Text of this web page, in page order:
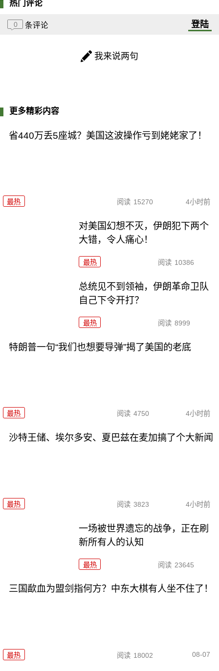
热门评论
0 条评论 登陆
我来说两句
更多精彩内容
省440万丢5座城？美国这波操作亏到姥姥家了！
最热 阅读 15270 4小时前
对美国幻想不灭，伊朗犯下两个
大错，令人痛心！
最热 阅读 10386
总统见不到领袖，伊朗革命卫队
自己下令开打？
最热 阅读 8999
特朗普一句“我们也想要导弹”揭了美国的老底
最热 阅读 4750 4小时前
沙特王储、埃尔多安、夏巴兹在麦加搞了个大新闻
最热 阅读 3823 4小时前
一场被世界遗忘的战争，正在刷
新所有人的认知
最热 阅读 23645
三国歃血为盟剑指何方？中东大棋有人坐不住了！
最热 阅读 18002 08-07